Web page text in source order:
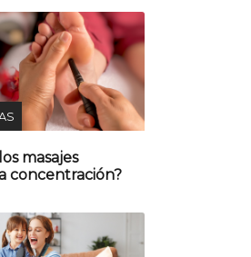
masajes
concentración?